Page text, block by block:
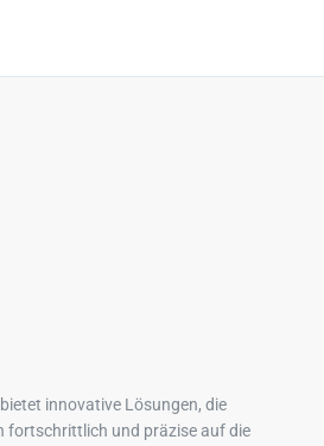
innovative Lösungen, die
fortschrittlich und präzise auf die